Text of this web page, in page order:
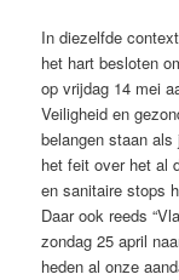
In diezelfde
het hart besloten
op vrijdag 14 mei
Veiligheid en
belangen staan
het feit over het al
en sanitaire stops
Daar ook reeds
zondag 25 april
heden al onze